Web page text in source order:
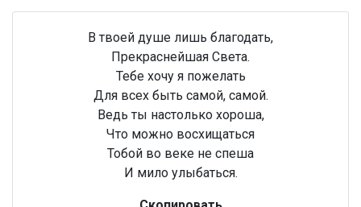
В твоей душе лишь благодать,
Прекраснейшая Света.
Тебе хочу я пожелать
Для всех быть самой, самой.
Ведь ты настолько хороша,
Что можно восхищаться
Тобой во веке не спеша
И мило улыбаться.